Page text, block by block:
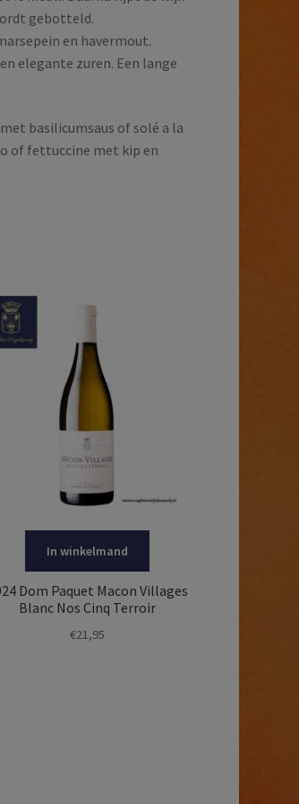
gebotteld.
en havermout.
elegante zuren. Een lange
basilicumsaus of solé a la
of fettuccine met kip en
In winkelmand
Dom Paquet Macon Villages
Blanc Nos Cinq Terroir
€21,95